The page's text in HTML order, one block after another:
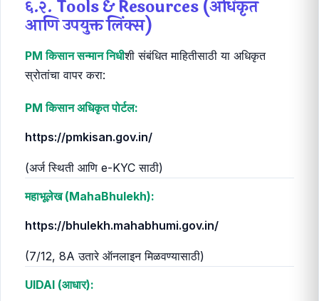
६.२. Tools & Resources (अधिकृत
आणि उपयुक्त लिंक्स)
PM किसान सन्मान निधीशी संबंधित माहितीसाठी या अधिकृत
स्रोतांचा वापर करा:
PM किसान अधिकृत पोर्टल:
https://pmkisan.gov.in/
(अर्ज स्थिती आणि e-KYC साठी)
महाभूलेख (MahaBhulekh):
https://bhulekh.mahabhumi.gov.in/
(7/12, 8A उतारे ऑनलाइन मिळवण्यासाठी)
UIDAI (आधार):